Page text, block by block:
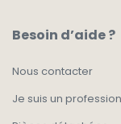
Besoin d’aide ?
Nous contacter
Je suis un